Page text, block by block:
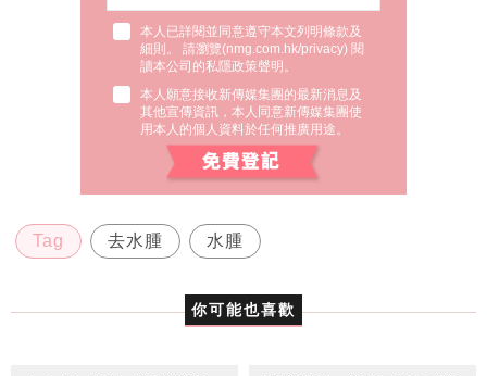
本人已詳閱並同意遵守本文列明條款及
細則。 請瀏覽(nmg.com.hk/privacy) 閱
讀本公司的私隱政策聲明。
本人願意接收新傳媒集團的最新消息及
其他宣傳資訊，本人同意新傳媒集團使
用本人的個人資料於任何推廣用途。